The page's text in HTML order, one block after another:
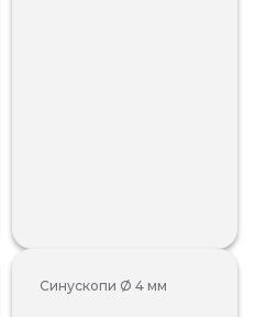
Синускопи Ø 4 мм